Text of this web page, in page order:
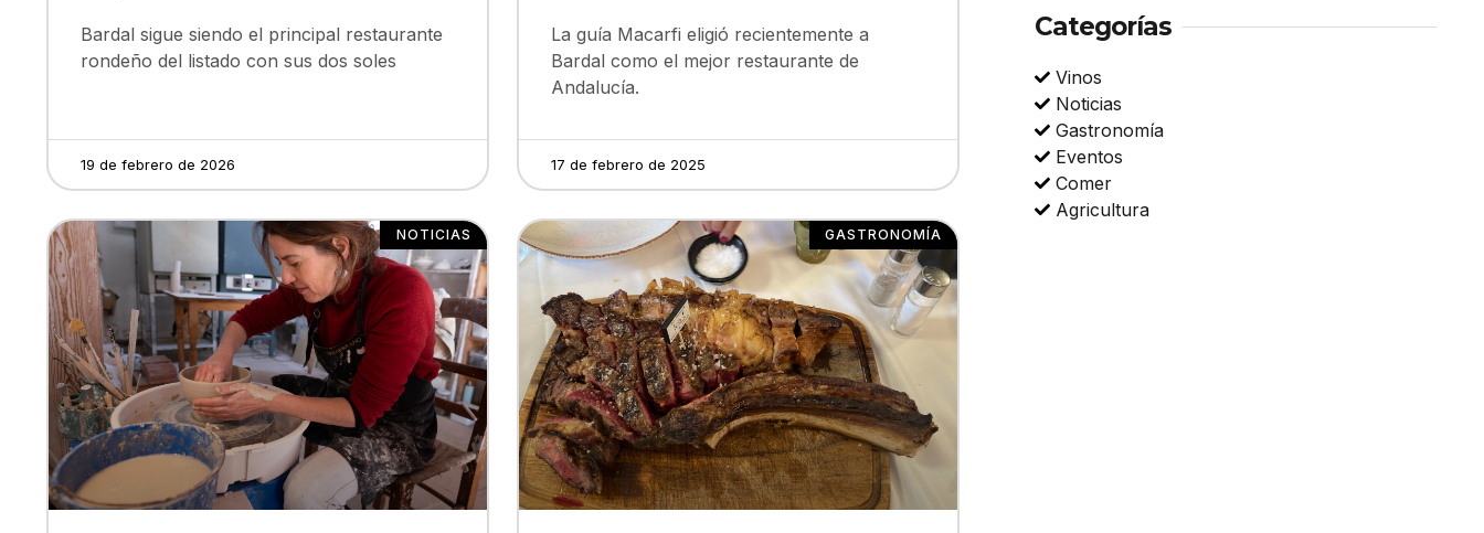
Bardal sigue siendo el principal restaurante
rondeño del listado con sus dos soles
19 de febrero de 2026
La guía Macarfi eligió recientemente a
Bardal como el mejor restaurante de
Andalucía.
17 de febrero de 2025
NOTICIAS GASTRONOMÍA
Categorías
Vinos
Noticias
Gastronomía
Eventos
Comer
Agricultura